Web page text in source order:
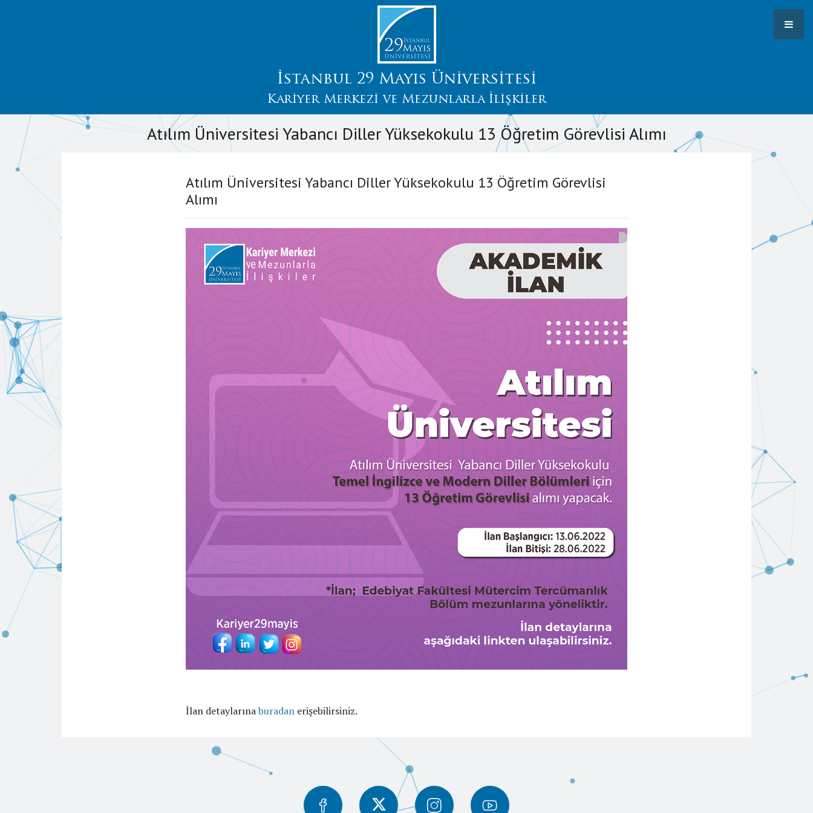
İstanbul 29 Mayıs Üniversitesi
Kariyer Merkezi ve Mezunlarla İlişkiler
Atılım Üniversitesi Yabancı Diller Yüksekokulu 13 Öğretim Görevlisi Alımı
Atılım Üniversitesi Yabancı Diller Yüksekokulu 13 Öğretim Görevlisi
Alımı
İlan detaylarınaburadan erişebilirsiniz.